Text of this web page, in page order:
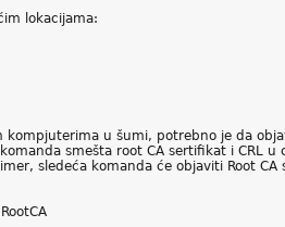
lokacijama:
u šumi, potrebno je da
smešta root CA sertifikat i CRL
sledeća komanda će objaviti Root